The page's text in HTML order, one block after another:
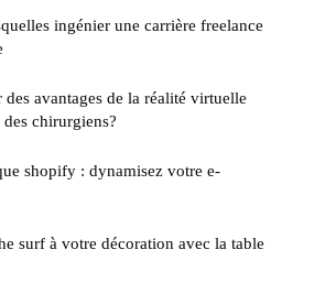
ingénier une carrière freelance
avantages de la réalité virtuelle
chirurgiens?
shopify : dynamisez votre e-
surf à votre décoration avec la table